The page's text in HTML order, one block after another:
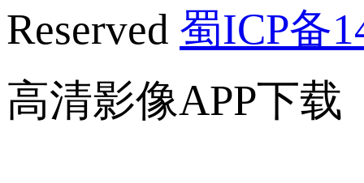
Reserved 蜀ICP备
高清影像APP下载